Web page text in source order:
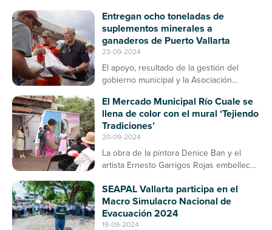
Entregan ocho toneladas de
suplementos minerales a
ganaderos de Puerto Vallarta
23-09-2024
El apoyo, resultado de la gestión del
gobierno municipal y la Asociación
enfermedades en el ganado bovino
El Mercado Municipal Río Cuale se
llena de color con el mural ‘Tejiendo
Tradiciones’
20-09-2024
La obra de la pintora Denice Ban y el
artista Ernesto Garrigos Rojas embellece
como un espacio de arte y cultura en
Puerto Vallarta
SEAPAL Vallarta participa en el
Macro Simulacro Nacional de
Evacuación 2024
19-09-2024